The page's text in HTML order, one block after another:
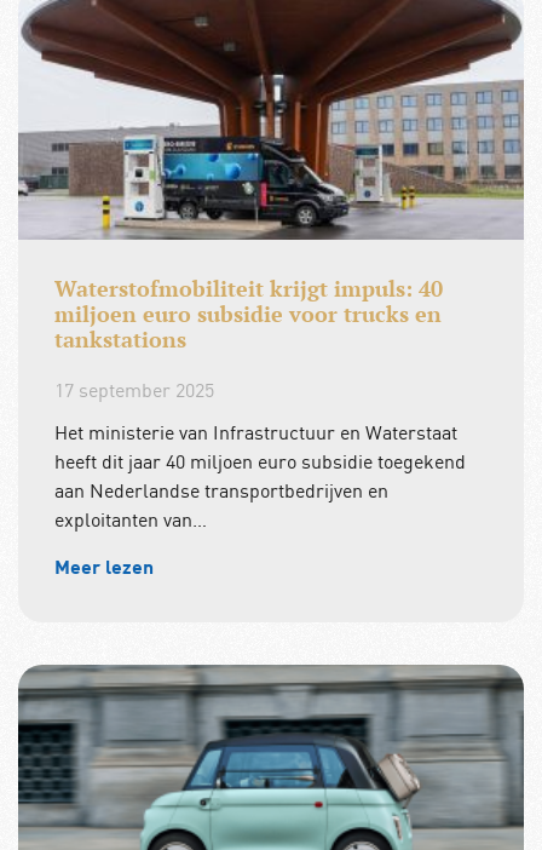
Waterstofmobiliteit krijgt impuls: 40
miljoen euro subsidie voor trucks en
tankstations
17 september 2025
Het ministerie van Infrastructuur en Waterstaat
heeft dit jaar 40 miljoen euro subsidie toegekend
aan Nederlandse transportbedrijven en
exploitanten van…
Meer lezen